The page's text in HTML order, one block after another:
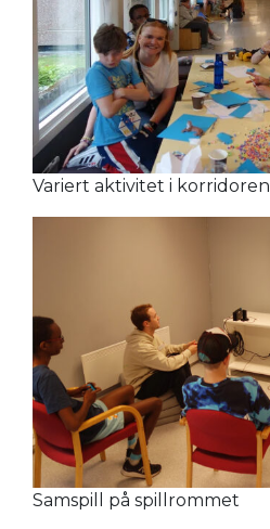
Variert aktivitet i korridoren
Samspill på spillrommet